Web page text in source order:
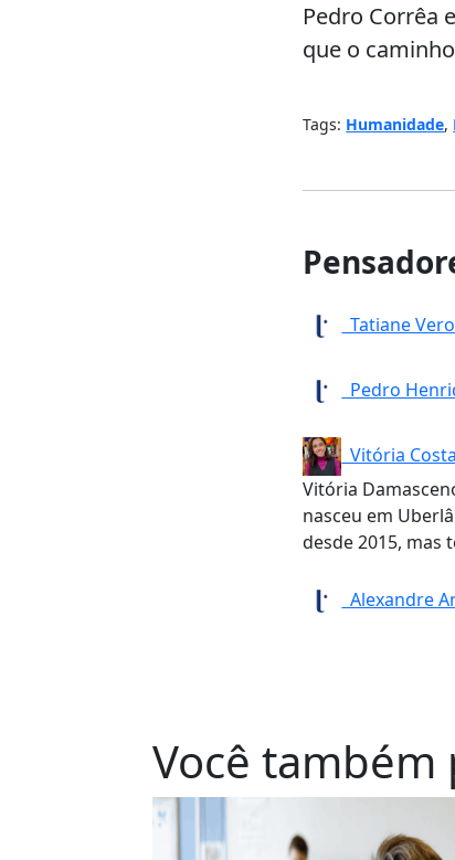
Pedro Corrêa
que o
Tags: Humanidade,
Tatiane
Pedro
Vitória
Vitória
nasceu em
desde 2015, mas
Alexandre
Você